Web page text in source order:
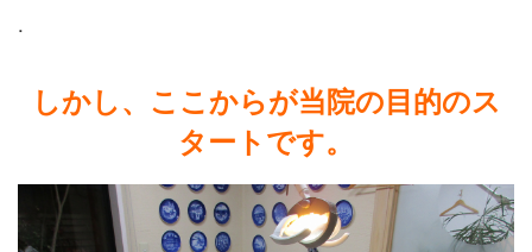
.
しかし、ここからが当院の目的のス
タートです。